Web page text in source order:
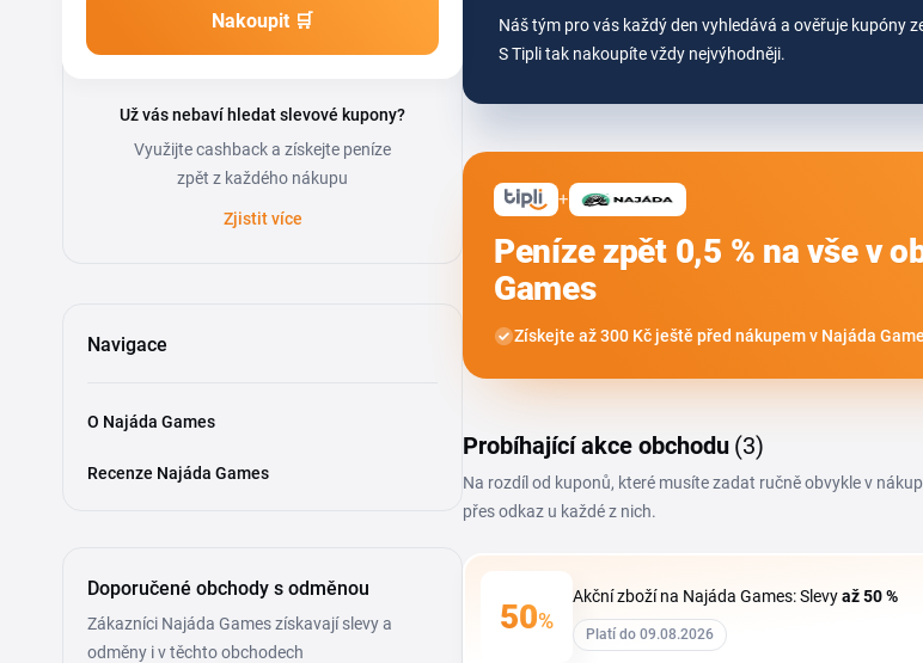
Nakoupit 🛒
Už vás nebaví hledat slevové kupony?
Využijte cashback a získejte peníze
zpět z každého nákupu
Zjistit více
Navigace
O Najáda Games
Recenze Najáda Games
Doporučené obchody s odměnou
Zákazníci Najáda Games získavají slevy a
odměny i v těchto obchodech
Náš tým pro vás každý den vyhledává a ověřuje kupóny
S Tipli tak nakoupíte vždy nejvýhodněji.
+
Peníze zpět 0,5 % na vše v
Games
Získejte až 300 Kč ještě před nákupem v Najáda
Probíhající akce obchodu (3)
Na rozdíl od kuponů, které musíte zadat ručně obvykle v
přes odkaz u každé z nich.
50%
Akční zboží na Najáda Games: Slevyaž 50 %
Platí do 09.08.2026